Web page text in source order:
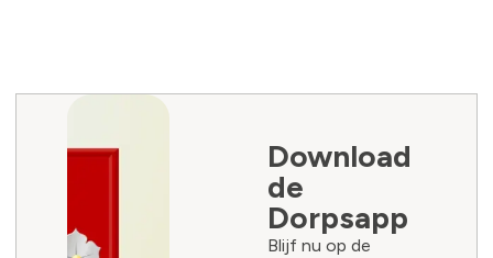
Download
de
Dorpsapp
Blijf nu op de